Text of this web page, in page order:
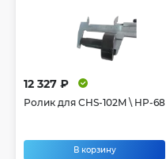
12 327 ₽
Ролик для CHS-102M \ HP-68
В корзину